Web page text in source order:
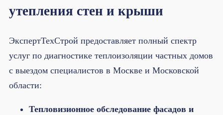
утепления стен и крыши
ЭкспертТехСтрой предоставляет полный спектр
услуг по диагностике теплоизоляции частных домов
с выездом специалистов в Москве и Московской
области:
Тепловизионное обследование фасадов и